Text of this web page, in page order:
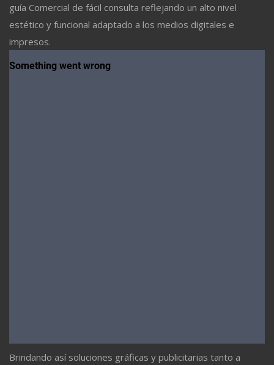
guía Comercial de fácil consulta reflejando un alto nivel
estético y funcional adaptado a los medios digitales e
impresos.
Brindando así soluciones gráficas y publicitarias tanto a